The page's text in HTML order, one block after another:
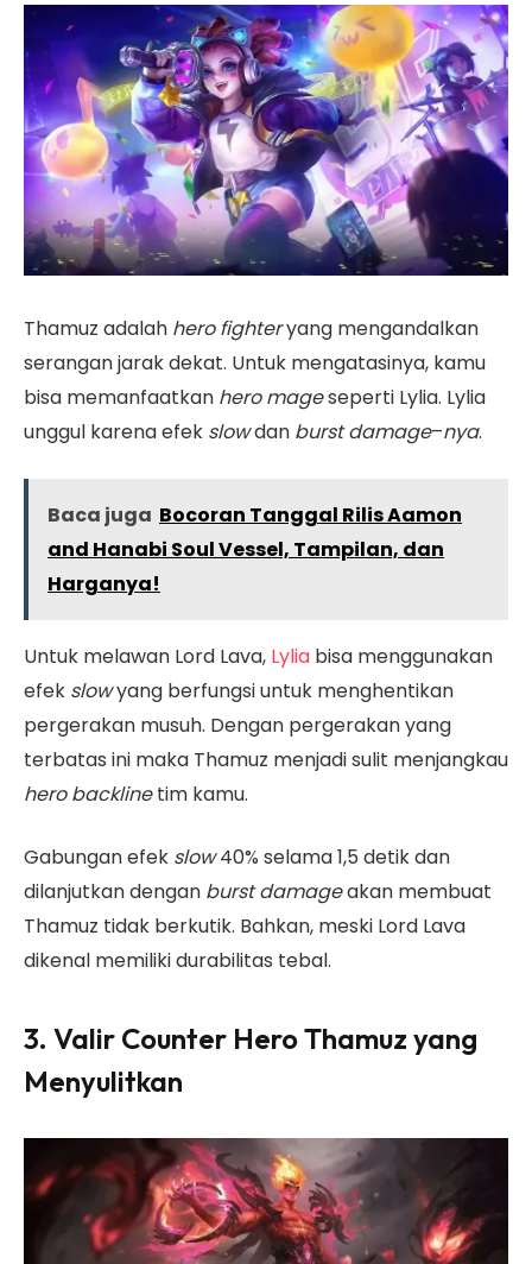
Thamuz adalah hero fighteryang mengandalkan
serangan jarak dekat. Untuk mengatasinya, kamu
bisa memanfaatkan hero mageseperti Lylia. Lylia
unggul karena efek slowdan burst damage–nya.
Baca juga Bocoran Tanggal Rilis Aamon
and Hanabi Soul Vessel, Tampilan, dan
Harganya!
Untuk melawan Lord Lava, Lylia bisa menggunakan
efek slowyang berfungsi untuk menghentikan
pergerakan musuh. Dengan pergerakan yang
terbatas ini maka Thamuz menjadi sulit menjangkau
hero backlinetim kamu.
Gabungan efek slow40% selama 1,5 detik dan
dilanjutkan dengan burst damageakan membuat
Thamuz tidak berkutik. Bahkan, meski Lord Lava
dikenal memiliki durabilitas tebal.
3. Valir Counter Hero Thamuz yang
Menyulitkan